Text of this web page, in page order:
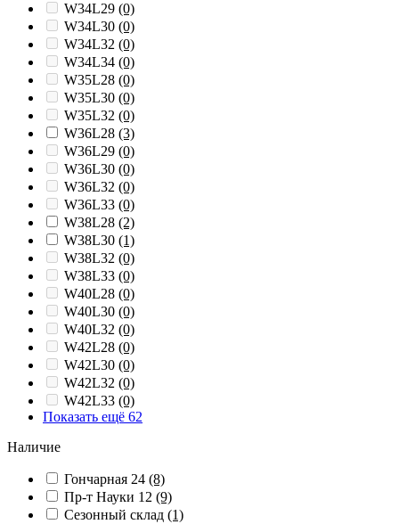
W34L29 (0)
W34L30 (0)
W34L32 (0)
W34L34 (0)
W35L28 (0)
W35L30 (0)
W35L32 (0)
W36L28 (3)
W36L29 (0)
W36L30 (0)
W36L32 (0)
W36L33 (0)
W38L28 (2)
W38L30 (1)
W38L32 (0)
W38L33 (0)
W40L28 (0)
W40L30 (0)
W40L32 (0)
W42L28 (0)
W42L30 (0)
W42L32 (0)
W42L33 (0)
Показать ещё 62
Наличие
Гончарная 24 (8)
Пр-т Науки 12 (9)
Сезонный склад (1)